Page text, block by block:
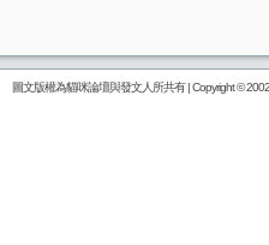
圖文版權為貓咪論壇與發文人所共有 | Copyright ©